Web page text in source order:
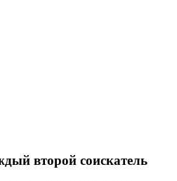
второй соискатель